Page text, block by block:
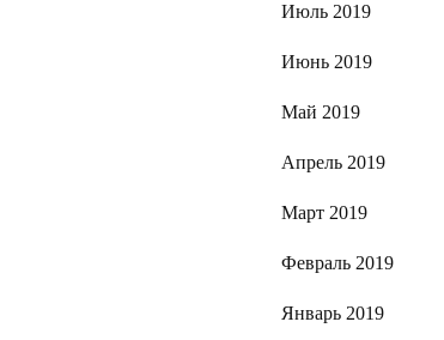
Июль 2019
Июнь 2019
Май 2019
Апрель 2019
Март 2019
Февраль 2019
Январь 2019